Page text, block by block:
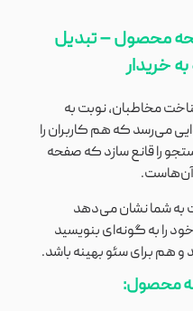
محصول – تبدیل
خریدار
مخاطبان، نوبت به
می‌رسد که هم کاربران را
را قانع سازد که صفحه
آن‌هاست.
به شما نشان می‌دهد
را به گونه‌ای بنویسید
و هم برای سئو بهینه باشد.
محصول: